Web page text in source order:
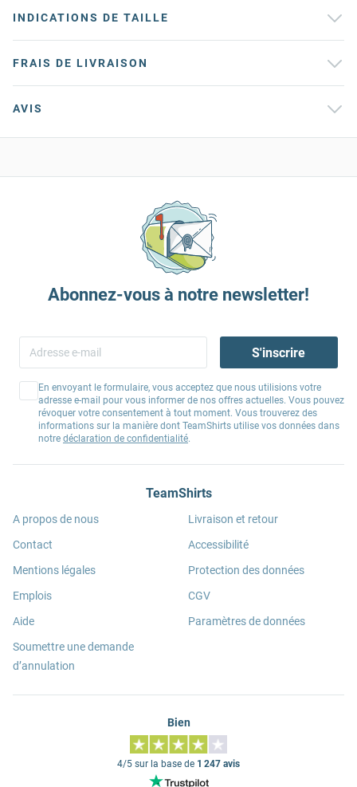
INDICATIONS DE TAILLE
FRAIS DE LIVRAISON
AVIS
Abonnez-vous à notre newsletter!
S'inscrire
En envoyant le formulaire, vous acceptez que nous utilisions votre
adresse e-mail pour vous informer de nos offres actuelles. Vous pouvez
révoquer votre consentement à tout moment. Vous trouverez des
informations sur la manière dont TeamShirts utilise vos données dans
notre déclaration de confidentialité.
TeamShirts
A propos de nous
Contact
Mentions légales
Emplois
Aide
Soumettre une demande
d’annulation
Livraison et retour
Accessibilité
Protection des données
CGV
Paramètres de données
Bien
4/5 sur la base de 1 247 avis